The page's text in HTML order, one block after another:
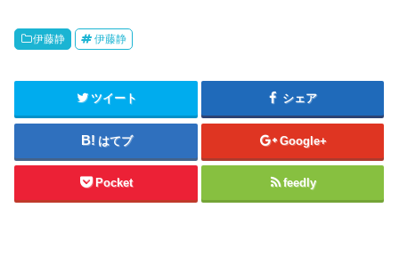
伊藤静 伊藤静
ツイート シェア
はてブ Google+
Pocket feedly